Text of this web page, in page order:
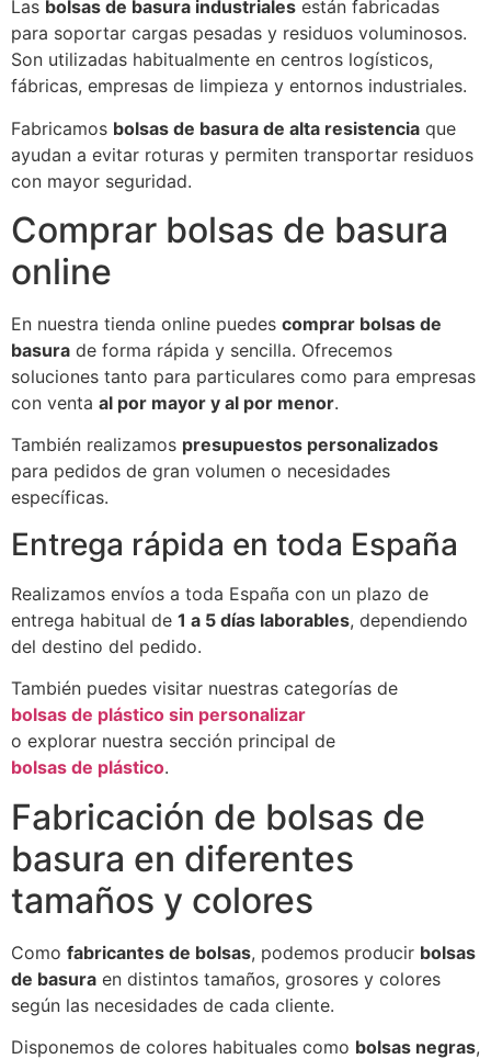
Las bolsas de basura industriales están fabricadas
para soportar cargas pesadas y residuos voluminosos.
Son utilizadas habitualmente en centros logísticos,
fábricas, empresas de limpieza y entornos industriales.
Fabricamos bolsas de basura de alta resistencia que
ayudan a evitar roturas y permiten transportar residuos
con mayor seguridad.
Comprar bolsas de basura
online
En nuestra tienda online puedes comprar bolsas de
basura de forma rápida y sencilla. Ofrecemos
soluciones tanto para particulares como para empresas
con venta al por mayor y al por menor.
También realizamos presupuestos personalizados
para pedidos de gran volumen o necesidades
específicas.
Entrega rápida en toda España
Realizamos envíos a toda España con un plazo de
entrega habitual de 1 a 5 días laborables, dependiendo
del destino del pedido.
También puedes visitar nuestras categorías de
bolsas de plástico sin personalizar
o explorar nuestra sección principal de
bolsas de plástico.
Fabricación de bolsas de
basura en diferentes
tamaños y colores
Como fabricantes de bolsas, podemos producir bolsas
de basura en distintos tamaños, grosores y colores
según las necesidades de cada cliente.
Disponemos de colores habituales como bolsas negras,